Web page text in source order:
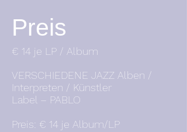
Preis
€ 14 je LP / Album
VERSCHIEDENE JAZZ Alben /
Interpreten / Künstler
Label – PABLO
Preis: € 14 je Album/LP